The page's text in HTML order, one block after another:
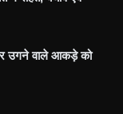
उगने वाले आकड़े को